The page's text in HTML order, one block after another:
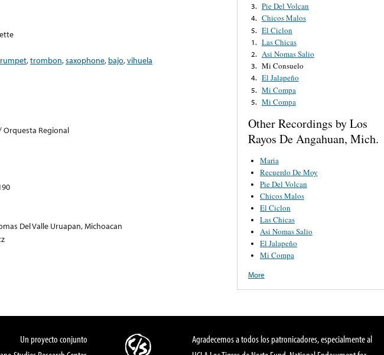
,trombon,saxophone, bajo,vihuela
Orquesta Regional
Del Valle Uruapan, Michoacan
3. Pie Del Volcan
4. Chicos Malos
5. El Ciclon
1. Las Chicas
2. Asi Nomas Salio
3. Mi Consuelo
4. El Jalapeño
5. Mi Compa
5. Mi Compa
Other Recordings by Los
Rayos De Angahuan, Mich.
Maria
Recuerdo De Moy
Pie Del Volcan
Chicos Malos
El Ciclon
Las Chicas
Asi Nomas Salio
El Jalapeño
Mi Compa
More
Un proyecto conjunto
Agradecemos a todos los patronicadores, especialmente al